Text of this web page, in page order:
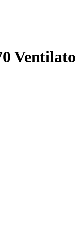
Ventilato